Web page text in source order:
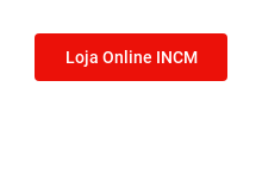
Loja Online INCM